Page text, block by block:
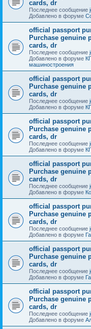
cards, dr
Последнее сообщение
Добавлено в форуме
official passport
Purchase genuine
cards, dr
Последнее сообщение
Добавлено в форуме
машиностроения
official passport
Purchase genuine
cards, dr
Последнее сообщение
Добавлено в форуме
official passport
Purchase genuine
cards, dr
Последнее сообщение
Добавлено в форуме
official passport
Purchase genuine
cards, dr
Последнее сообщение
Добавлено в форуме
official passport
Purchase genuine
cards, dr
Последнее сообщение
Добавлено в форуме
official passport
Purchase genuine
cards, dr
Последнее сообщение
Добавлено в форуме
official passport
Purchase genuine
cards, dr
Последнее сообщение
Добавлено в форуме